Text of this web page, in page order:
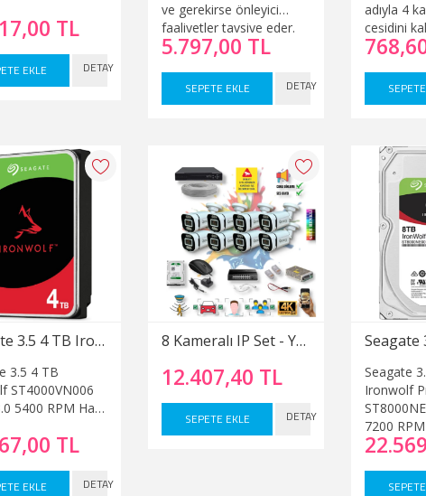
TL
EKLE DETAY
ve gerekirse önleyici
faaliyetler tavsiye eder.
Bu sayede uyarlanabilir
kritik sürücü sağlığı
5.797,00 TL
SEPETE EKLE DETAY
adıyla 4
çeşidini
fiyatlı
en ucuz
Seagate 3.5 4 TB Ironwolf ST4000VN006 SATA 3.0 5400 RPM Hard Disk
3.5 4 TB
ST4000VN006
5400 RPM Hard
TL
EKLE DETAY
8 Kameralı IP Set - Yapay Zeka Özellikli Gece Renkli Gösteren Sesli 6 Warm Ledli 4K FULLHD IP Güvenlik Kamerası Seti 4386WS
12.407,40 TL
SEPETE EKLE DETAY
Seagate
Ironwolf
7200